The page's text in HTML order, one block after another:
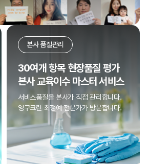
인증
, 유일 CCM 4회
자원 공식 인증
립한 전문기관이 인정한
서비스는 믿을 수 있습니다.
30여개
본사 교
서비스품질
영구크린 최